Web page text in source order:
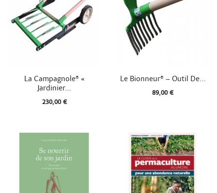
Aperçu rapide
La Campagnole® «
Jardinier...
230,00 €
Aperçu rapide
Le Bionneur® – Outil De...
89,00 €